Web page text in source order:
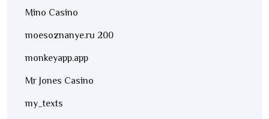
Mino Casino
moesoznanye.ru 200
monkeyapp.app
Mr Jones Casino
my_texts